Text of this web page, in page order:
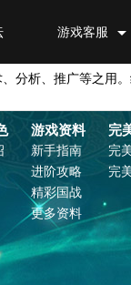
游戏客服
、分析、推广等之用
游戏资料
新手指南
进阶攻略
精彩国战
更多资料
完
完
完